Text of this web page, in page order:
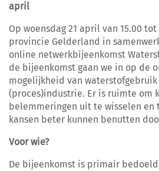
april
Op woensdag 21 april van 15.00
provincie Gelderland in
online netwerkbijeenkomst
de bijeenkomst gaan we in op de
mogelijkheid van waterstofgebruik
(proces)industrie. Er is ruimte om
belemmeringen uit te wisselen en
kansen beter kunnen benutten
Voor wie?
De bijeenkomst is primair